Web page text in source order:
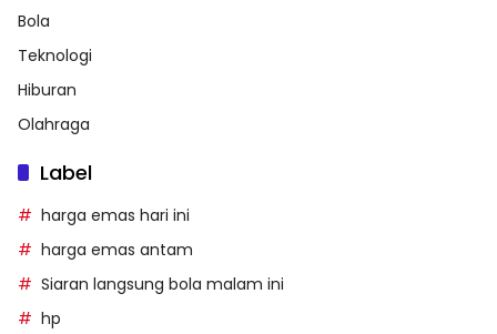
Bola
Teknologi
Hiburan
Olahraga
Label
harga emas hari ini
harga emas antam
Siaran langsung bola malam ini
hp